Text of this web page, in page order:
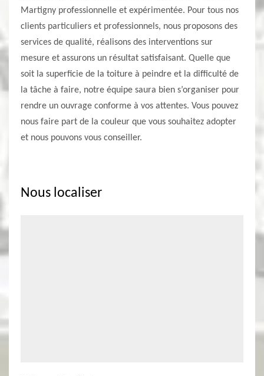
Martigny professionnelle et expérimentée. Pour tous nos
clients particuliers et professionnels, nous proposons des
services de qualité, réalisons des interventions sur
mesure et assurons un résultat satisfaisant. Quelle que
soit la superficie de la toiture à peindre et la difficulté de
la tâche à faire, notre équipe saura bien s’organiser pour
rendre un ouvrage conforme à vos attentes. Vous pouvez
nous faire part de la couleur que vous souhaitez adopter
et nous pouvons vous conseiller.
Nous localiser